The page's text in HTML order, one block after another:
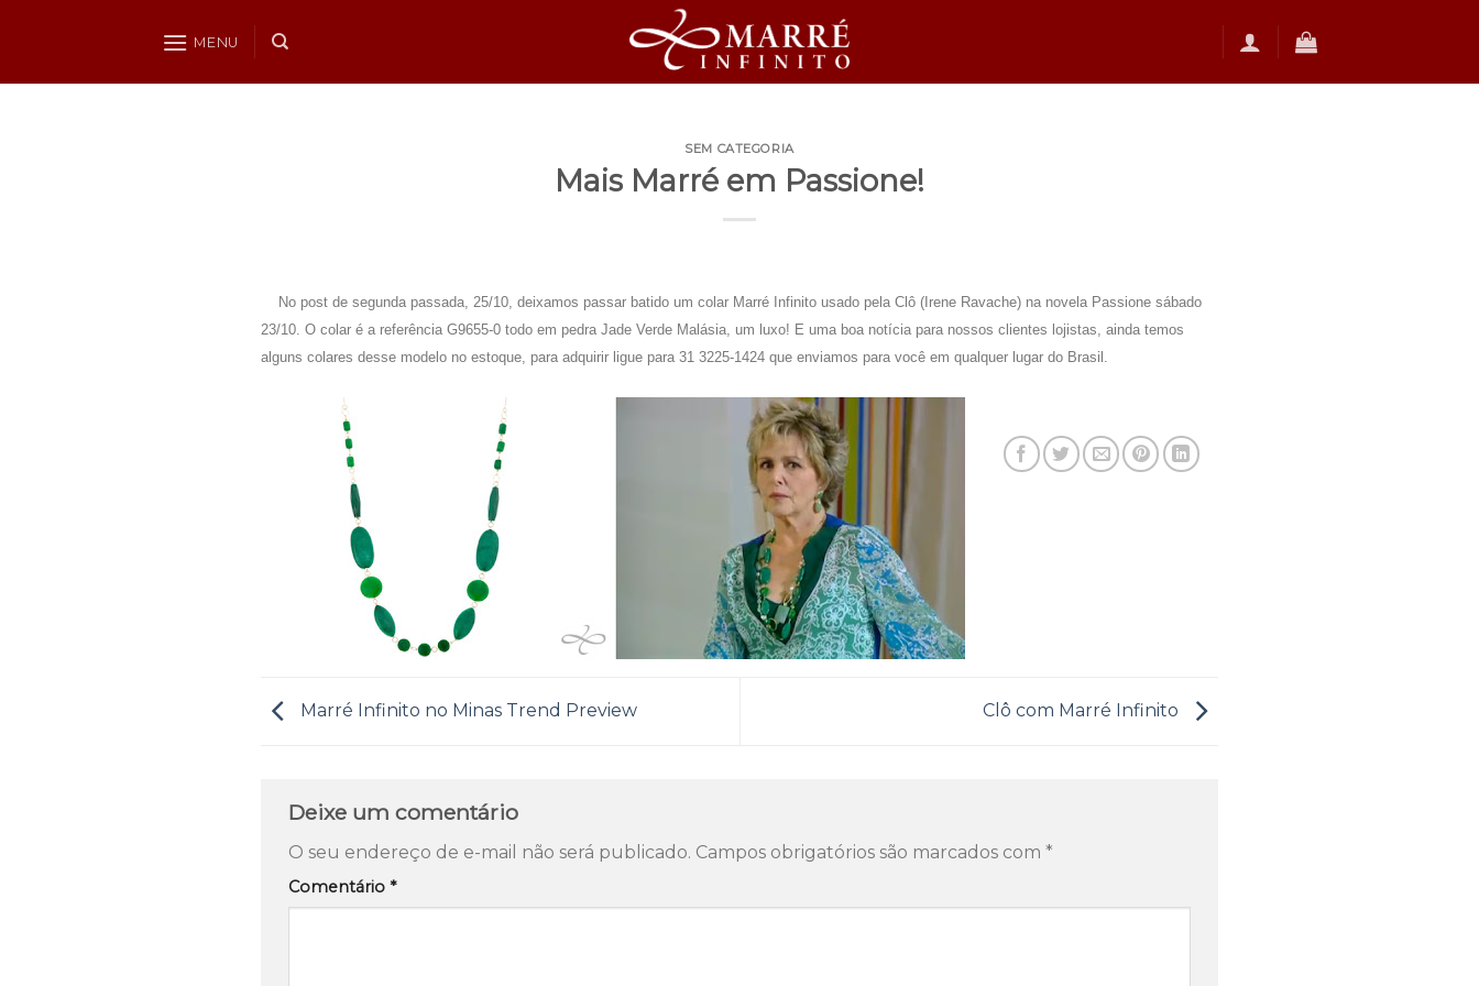
MENU
SEM CATEGORIA
Mais Marré em Passione!
No post de segunda passada, 25/10, deixamos passar batido um colar Marré Infinito usado pela Clô (Irene Ravache) na novela Passione sábado
23/10. O colar é a referência G9655-0 todo em pedra Jade Verde Malásia, um luxo! E uma boa notícia para nossos clientes lojistas, ainda temos
alguns colares desse modelo no estoque, para adquirir ligue para 31 3225-1424 que enviamos para você em qualquer lugar do Brasil.
Marré Infinito no Minas Trend Preview Clô com Marré Infinito
Deixe um comentário
O seu endereço de e-mail não será publicado. Campos obrigatórios são marcados com *
Comentário *